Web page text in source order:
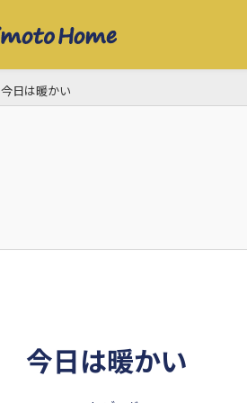
今日は暖かい
今日は暖かい